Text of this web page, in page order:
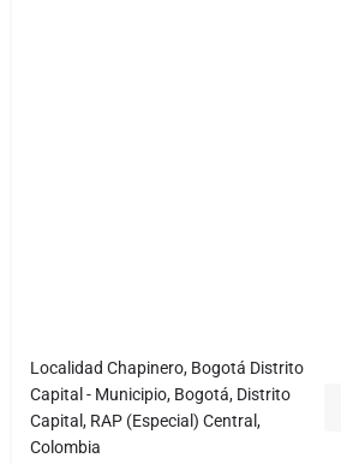
Localidad Chapinero, Bogotá Distrito
Capital - Municipio, Bogotá, Distrito
Capital, RAP (Especial) Central,
Colombia